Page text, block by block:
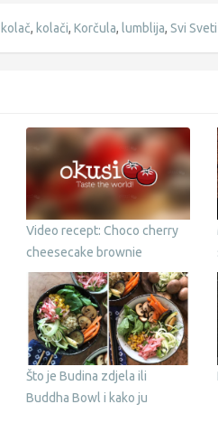
kolač, kolači, Korčula, lumblija, Svi Sveti
Video recept: Choco cherry
cheesecake brownie
Što je Budina zdjela ili
Buddha Bowl i kako ju